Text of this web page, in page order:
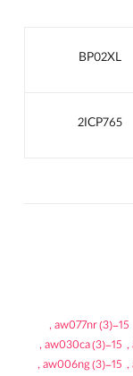
BP02XL
2ICP765
15-aw077nr
(3)
,
,
15-aw030ca
(3)
,
,
15-aw006ng
(3)
,